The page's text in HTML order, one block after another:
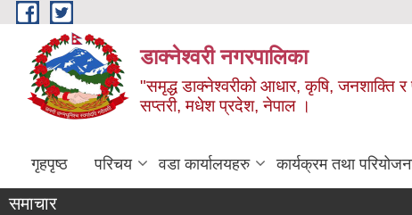
Skip to main content
डाक्नेश्वरी नगरपालिका
"समृद्ध डाक्नेश्वरीको आधार, कृषि, जनशाक्ति र
सप्तरी, मधेश प्रदेश, नेपाल ।
गृहपृष्ठ परिचय वडा कार्यालयहरु कार्यक्रम तथा
समाचार